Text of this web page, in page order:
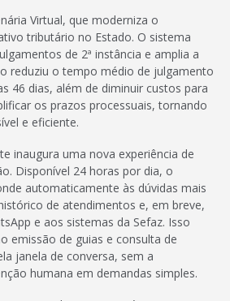
Virtual, que moderniza o
tributário no Estado. O sistema
de 2ª instância e amplia a
reduziu o tempo médio de julgamento
46 dias, além de diminuir custos para
os prazos processuais, tornando
e eficiente.
inaugura uma nova experiência de
Disponível 24 horas por dia, o
automaticamente às dúvidas mais
de atendimentos e, em breve,
e aos sistemas da Sefaz. Isso
emissão de guias e consulta de
janela de conversa, sem a
humana em demandas simples.